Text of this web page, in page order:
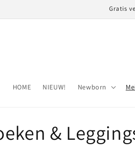
Gratis
HOME NIEUW! Newborn
&